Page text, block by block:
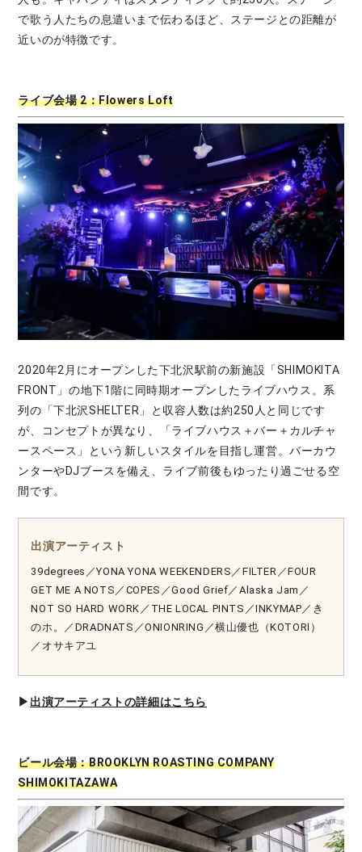
で歌う人たちの息遣いまで伝わるほど、ステージとの距離が
近いのが特徴です。
ライブ会場 2：Flowers Loft
2020年2月にオープンした下北沢駅前の新施設「SHIMOKITA
FRONT」の地下1階に同時期オープンしたライブハウス。系
列の「下北沢SHELTER」と収容人数は約250人と同じです
が、コンセプトが異なり、「ライブハウス＋バー＋カルチャ
ースペース」という新しいスタイルを目指し運営。バーカウ
ンターやDJブースを備え、ライブ前後もゆったり過ごせる空
間です。
出演アーティスト
39degrees／YONA YONA WEEKENDERS／FILTER／FOUR
GET ME A NOTS／COPES／Good Grief／Alaska Jam／
NOT SO HARD WORK／THE LOCAL PINTS／INKYMAP／き
のホ。／DRADNATS／ONIONRING／横山優也（KOTORI）
／オサキアユ
▶︎ 出演アーティストの詳細はこちら
ビール会場：BROOKLYN ROASTING COMPANY
SHIMOKITAZAWA